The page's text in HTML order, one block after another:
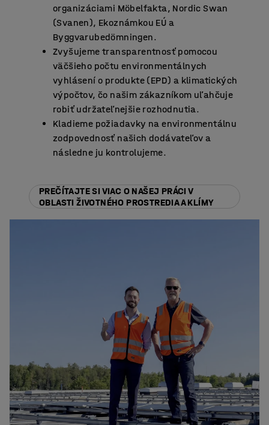
organizáciami Möbelfakta, Nordic Swan
(Svanen), Ekoznámkou EÚ a
Byggvarubedömningen.
Zvyšujeme transparentnosť pomocou
väčšieho počtu environmentálnych
vyhlásení o produkte (EPD) a klimatických
výpočtov, čo našim zákazníkom uľahčuje
robiť udržateľnejšie rozhodnutia.
Kladieme požiadavky na environmentálnu
zodpovednosť našich dodávateľov a
následne ju kontrolujeme.
PREČÍTAJTE SI VIAC O NAŠEJ PRÁCI V
OBLASTI ŽIVOTNÉHO PROSTREDIA A KLÍMY